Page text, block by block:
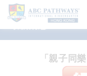
最新消息
「親子同